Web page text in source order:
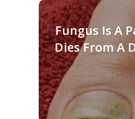
Fungus Is A
Dies From A